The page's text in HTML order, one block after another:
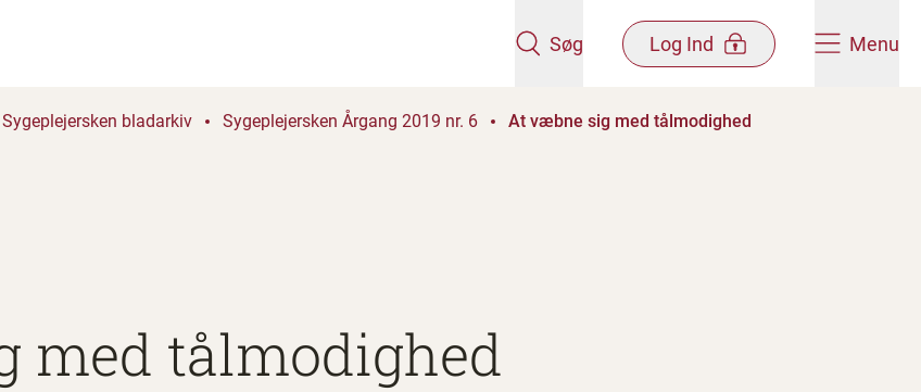
Søg Log Ind Menu
Sygeplejersken bladarkiv Sygeplejersken Årgang 2019 nr. 6 At væbne sig med tålmodighed
med tålmodighed